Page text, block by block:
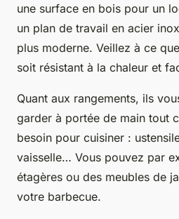
une surface en bois pour un
un plan de travail en acier
plus moderne. Veillez à ce
soit résistant à la chaleur et
Quant aux rangements, ils
garder à portée de main tout
besoin pour cuisiner :
vaisselle… Vous pouvez par
étagères ou des meubles de
votre barbecue.